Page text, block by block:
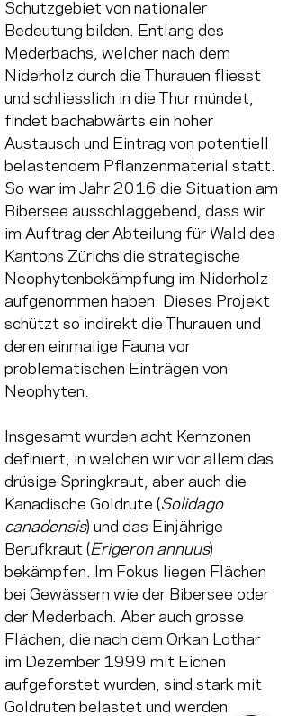
Schutzgebiet von nationaler
Bedeutung bilden. Entlang des
Mederbachs, welcher nach dem
Niderholz durch die Thurauen fliesst
und schliesslich in die Thur mündet,
findet bachabwärts ein hoher
Austausch und Eintrag von potentiell
belastendem Pflanzenmaterial statt.
So war im Jahr 2016 die Situation am
Bibersee ausschlaggebend, dass wir
im Auftrag der Abteilung für Wald des
Kantons Zürichs die strategische
Neophytenbekämpfung im Niderholz
aufgenommen haben. Dieses Projekt
schützt so indirekt die Thurauen und
deren einmalige Fauna vor
problematischen Einträgen von
Neophyten.
Insgesamt wurden acht Kernzonen
definiert, in welchen wir vor allem das
drüsige Springkraut, aber auch die
Kanadische Goldrute (Solidago
canadensis) und das Einjährige
Berufkraut (Erigeron annuus)
bekämpfen. Im Fokus liegen Flächen
bei Gewässern wie der Bibersee oder
der Mederbach. Aber auch grosse
Flächen, die nach dem Orkan Lothar
im Dezember 1999 mit Eichen
aufgeforstet wurden, sind stark mit
Goldruten belastet und werden